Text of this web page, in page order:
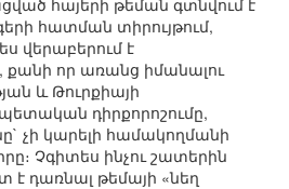
հայերի թեման գտնվում է
հատման տիրույթում,
վերաբերում է
քանի որ առանց իմանալու
և Թուրքիայի
դիրքորոշումը,
չի կարելի համակողմանի
Չգիտես ինչու շատերին
է դառնալ թեմայի «նեղ